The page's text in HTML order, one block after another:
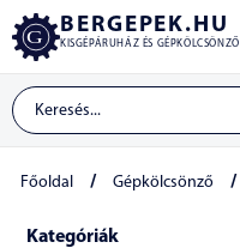
BERGEPEK.HU
KISGÉPÁRUHÁZ ÉS GÉPKÖLCSÖNZŐ
Főoldal / Gépkölcsönző /
Kategóriák